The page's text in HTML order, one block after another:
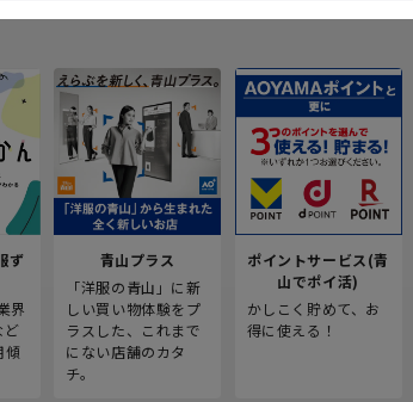
ず
界
ど
傾
青山プラス
「洋服の青山」に新
しい買い物体験をプ
ラスした、これまで
にない店舗のカタ
チ。
ポイントサービス(青
山でポイ活)
かしこく貯めて、お
得に使える！